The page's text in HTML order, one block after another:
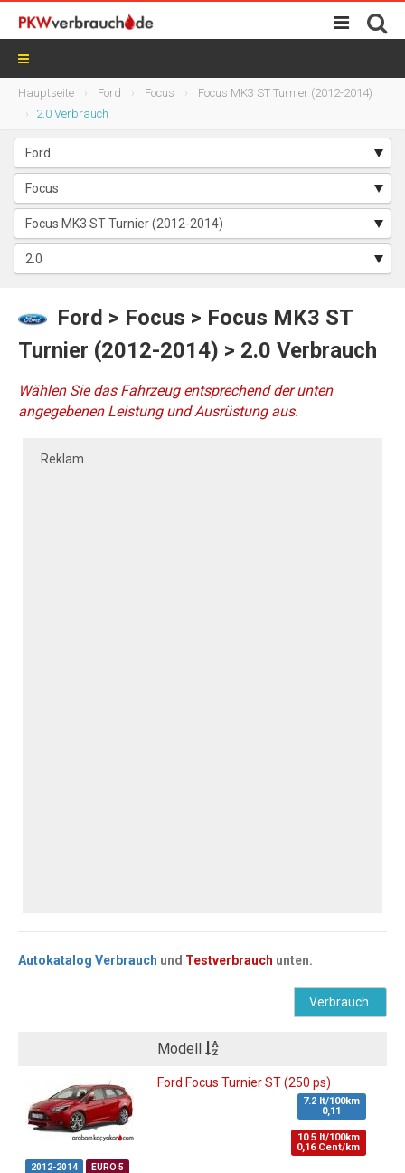
Hauptseite Ford Focus
Focus MK3 ST Turnier (2012-2014)
2.0 Verbrauch
Ford > Focus > Focus MK3 ST
Turnier (2012-2014) > 2.0 Verbrauch
Wählen Sie das Fahrzeug entsprechend der unten
angegebenen Leistung und Ausrüstung aus.
Reklam
Autokatalog Verbrauch und Testverbrauch unten.
Verbrauch
Modell
Ford Focus Turnier ST (250 ps)
7.2 lt/100km
0,11
10.5 lt/100km
0,16 Cent/km
2012-2014 EURO 5